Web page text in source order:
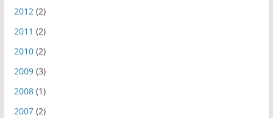
2012(2)
2011 (2)
2010(2)
2009(3)
2008(1)
2007(2)